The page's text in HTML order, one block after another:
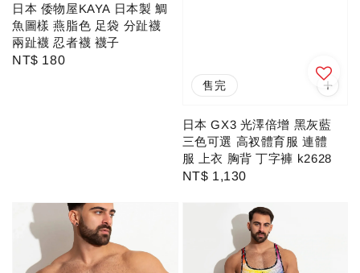
日本 倭物屋KAYA 日本製 鯛
魚圖樣 燕脂色 足袋 分趾襪
兩趾襪 忍者襪 襪子
Regular
NT$ 180
售完
日本 GX3 光澤倍增 黑灰藍
三色可選 高衩體育服 連體
服 上衣 胸背 丁字褲 k2628
Regular
NT$ 1,130